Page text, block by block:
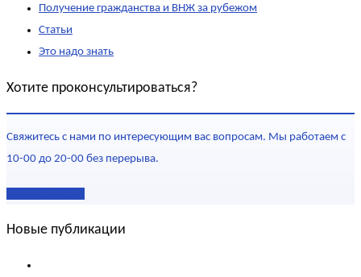
Получение гражданства и ВНЖ за рубежом
Статьи
Это надо знать
Хотите проконсультироваться?
Свяжитесь с нами по интересующим вас вопросам. Мы работаем с
10-00 до 20-00 без перерыва.
Новые публикации